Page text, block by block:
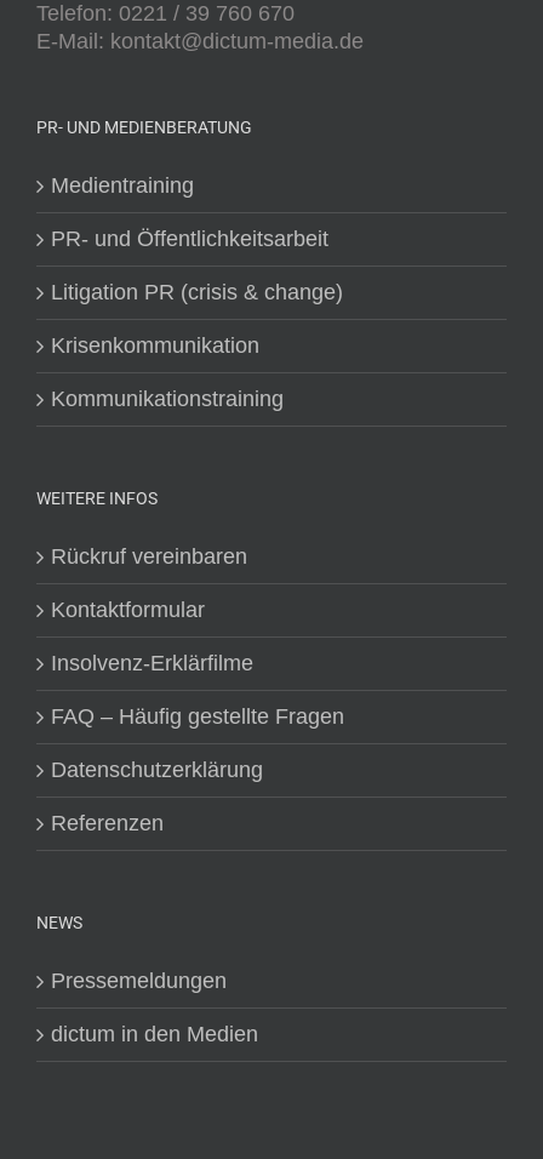
Telefon: 0221 / 39 760 670
E-Mail: kontakt@dictum-media.de
PR- UND MEDIENBERATUNG
Medientraining
PR- und Öffentlichkeitsarbeit
Litigation PR (crisis & change)
Krisenkommunikation
Kommunikationstraining
WEITERE INFOS
Rückruf vereinbaren
Kontaktformular
Insolvenz-Erklärfilme
FAQ – Häufig gestellte Fragen
Datenschutzerklärung
Referenzen
NEWS
Pressemeldungen
dictum in den Medien